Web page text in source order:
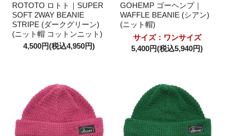
ROTOTO ロトト｜SUPER
SOFT 2WAY BEANIE
STRIPE (ダークグリーン)
(ニット帽 コットンニット)
4,500円(税込4,950円)
GOHEMP ゴーヘンプ｜
WAFFLE BEANIE (シアン)
(ニット帽)
サイズ：ワンサイズ
5,400円(税込5,940円)